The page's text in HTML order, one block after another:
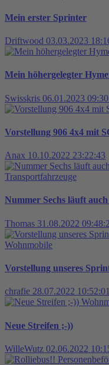
Mein erster Sprinter
Driftwood 03.03.2023
Mein höhergelegter
Swisskris 06.01.2023
Vorstellung 906 4x4 mit
Anax 10.10.2022 23:22:43
Transportfahrzeuge
Nummer Sechs läuft
Thomas 31.08.2022
Wohnmobile
Vorstellung unseres
chrafie 28.07.2022 10:52:01
Neue Streifen ;-))
WilleWutz 02.06.2022